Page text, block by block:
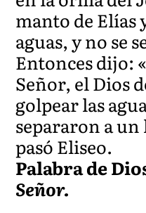
manto de Elías
aguas, y no se
Entonces dijo:
Señor, el Dios
golpear las
separaron a
pasó Eliseo.
Palabra de
Señor.